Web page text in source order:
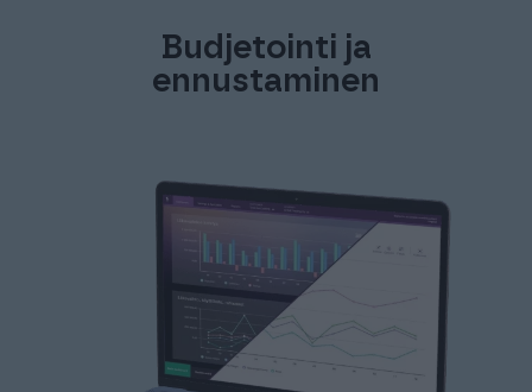
Budjetointi ja
ennustaminen